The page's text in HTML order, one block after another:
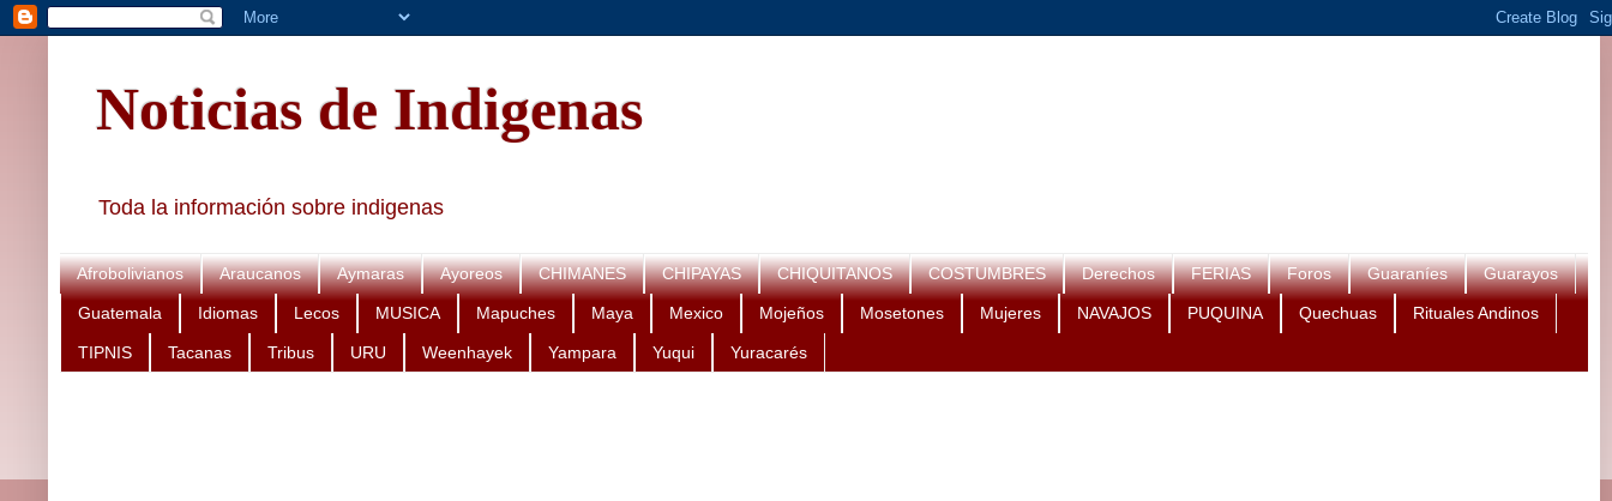
Noticias de Indigenas
Toda la información sobre indigenas
Afrobolivianos Araucanos Aymaras Ayoreos CHIMANES CHIPAYAS CHIQUITANOS COSTUMBRES Derechos FERIAS Foros Guaraníes Guarayos
Guatemala Idiomas Lecos MUSICA Mapuches Maya Mexico Mojeños Mosetones Mujeres NAVAJOS PUQUINA Quechuas Rituales Andinos
TIPNIS Tacanas Tribus URU Weenhayek Yampara Yuqui Yuracarés